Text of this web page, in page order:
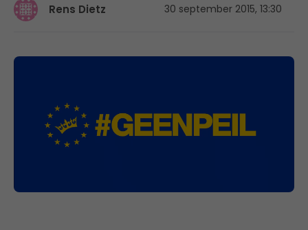
Rens Dietz 30 september 2015, 13:30